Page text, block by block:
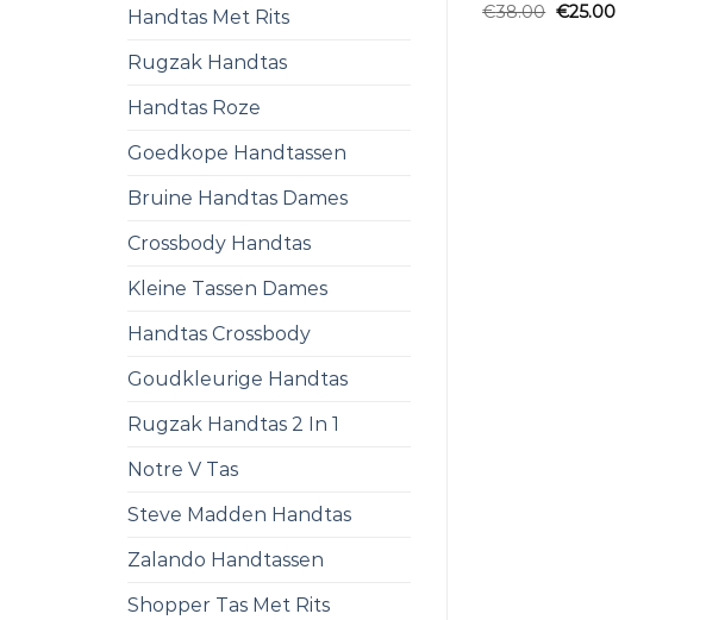
Handtas Met Rits
Rugzak Handtas
Handtas Roze
Goedkope Handtassen
Bruine Handtas Dames
Crossbody Handtas
Kleine Tassen Dames
Handtas Crossbody
Goudkleurige Handtas
Rugzak Handtas 2 In 1
Notre V Tas
Steve Madden Handtas
Zalando Handtassen
Shopper Tas Met Rits
€38.00 €25.00